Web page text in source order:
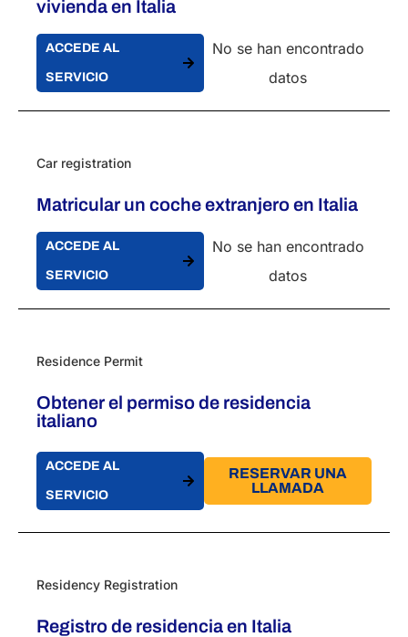
vivienda en Italia
ACCEDE AL
SERVICIO
No se han encontrado
datos
Car registration
Matricular un coche extranjero en Italia
ACCEDE AL
SERVICIO
No se han encontrado
datos
Residence Permit
Obtener el permiso de residencia
italiano
ACCEDE AL
SERVICIO
RESERVAR UNA
LLAMADA
Residency Registration
Registro de residencia en Italia